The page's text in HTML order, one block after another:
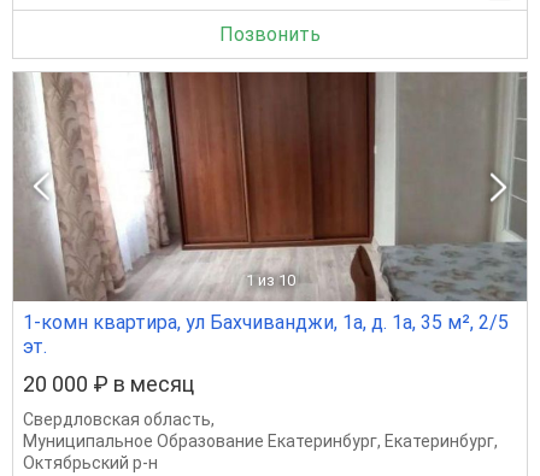
Позвонить
1 из 10
1-комн квартира, ул Бахчиванджи, 1а, д. 1а, 35 м², 2/5
эт.
20 000 ₽ в месяц
Свердловская область,
Муниципальное Образование Екатеринбург, Екатеринбург,
Октябрьский р-н